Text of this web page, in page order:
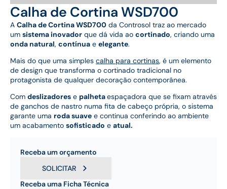
Calha de Cortina WSD700
A Calha de Cortina WSD700 da Controsol traz ao mercado
um sistema inovador que dá vida ao cortinado, criando uma
onda natural, contínua e elegante.
Mais do que uma simples calha para cortinas, é um elemento
de design que transforma o cortinado tradicional no
protagonista de qualquer decoração contemporânea.
Com deslizadores e palhetaespaçadora que se fixam através
de ganchos de nastro numa fita de cabeço própria, o sistema
garante uma roda suave e continua conferindo ao ambiente
um acabamento sofisticado e atual.
Receba um orçamento
SOLICITAR
Receba uma Ficha Técnica